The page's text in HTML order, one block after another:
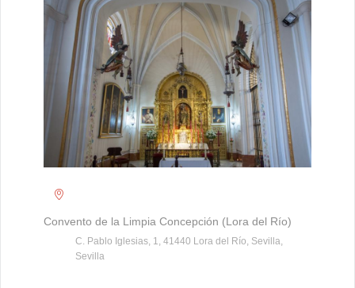
Convento de la Limpia Concepción (Lora del Río)
C. Pablo Iglesias, 1, 41440 Lora del Río, Sevilla,
Sevilla